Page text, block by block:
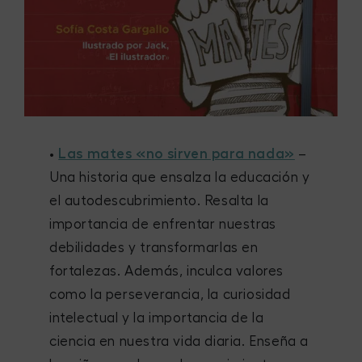
• Las mates «no sirven para nada» –
Una historia que ensalza la educación y
el autodescubrimiento. Resalta la
importancia de enfrentar nuestras
debilidades y transformarlas en
fortalezas. Además, inculca valores
como la perseverancia, la curiosidad
intelectual y la importancia de la
ciencia en nuestra vida diaria. Enseña a